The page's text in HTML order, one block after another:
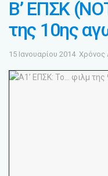
Β’ ΕΠΣΚ
της 10ης
15 Ιανουαρίου 2014 Χρόνος